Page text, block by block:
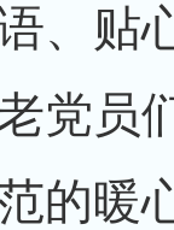
、贴
党员
的暖